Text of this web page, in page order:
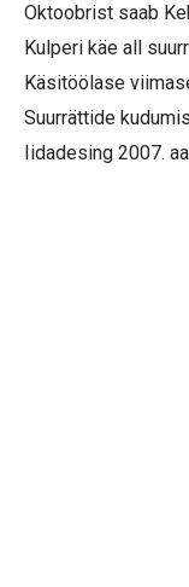
Oktoobrist saab
Kulperi käe all
Käsitöölase
Suurrättide
Iidadesing 2007.